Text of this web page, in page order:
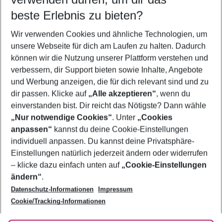
Frübucher Angebote Tigaki für 2026
Familienurlaub Tigaki
Flug & Hotel Tigaki
Last Minute Tigaki
Pauschalreisen Tigaki
Footer
Footer navigation
Über uns
AGB
Bestpreisgarantie
Cookie-Einstellungen ändern
Cookie-Richtlinie
Agenturbetreuung
Barrierefreies Reisen
Folge uns
beste Erlebnis zu bieten?
Wir verwenden Cookies und ähnliche Technologien, um
unsere Webseite für dich am Laufen zu halten. Dadurch
können wir die Nutzung unserer Plattform verstehen und
verbessern, dir Support bieten sowie Inhalte, Angebote
und Werbung anzeigen, die für dich relevant sind und zu
dir passen. Klicke auf „Alle akzeptieren“, wenn du
einverstanden bist. Dir reicht das Nötigste? Dann wähle
„Nur notwendige Cookies“. Unter „Cookies
anpassen“ kannst du deine Cookie-Einstellungen
individuell anpassen. Du kannst deine Privatsphäre-
Einstellungen natürlich jederzeit ändern oder widerrufen
– klicke dazu einfach unten auf „Cookie-Einstellungen
ändern“.
Datenschutz-Informationen
Impressum
Cookie/Tracking-Informationen